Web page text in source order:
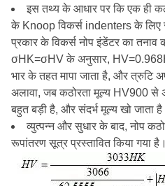
इस तथ्य के आधार पर कि एक ही
के Knoop विकर्स indenters के लिए
प्रकार के विकर्स नोप इंडेंटर का तनाव
σHK=σHV के अनुसार,
भार के तहत मापा जाता है, और त्रुटि
अलावा, जब कठोरता मूल्य HV900 से
बहुत बड़ी है, और संदर्भ मूल्य खो जाता
व्युत्पन्न और सुधार के बाद, नोप
रूपांतरण सूत्र प्रस्तावित किया गया है।